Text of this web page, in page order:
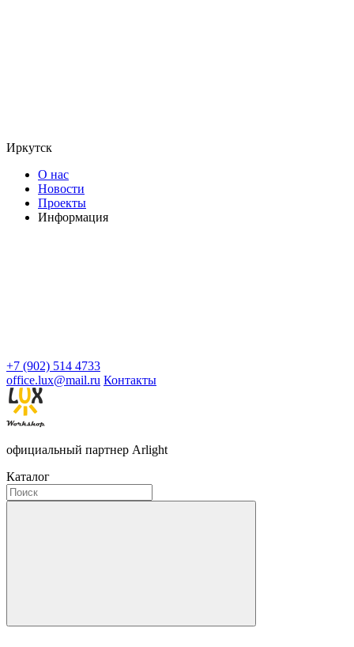
Иркутск
О нас
Новости
Проекты
Информация
+7 (902) 514 4733
office.lux@mail.ru Контакты
официальный партнер Arlight
Каталог